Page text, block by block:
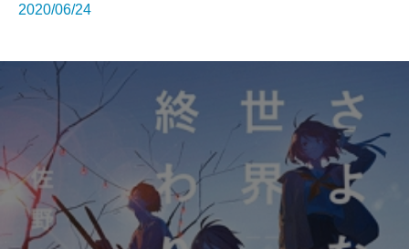
2020/06/24